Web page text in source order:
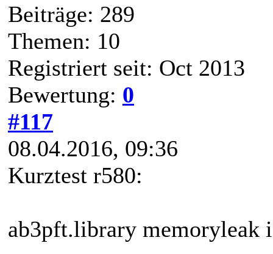
Beiträge: 289
Themen: 10
Registriert seit: Oct 2013
Bewertung: 0
#117
08.04.2016, 09:36
Kurztest r580:
ab3pft.library memoryleak